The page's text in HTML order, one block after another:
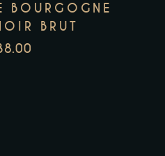
BOURGOGNE
BRUT